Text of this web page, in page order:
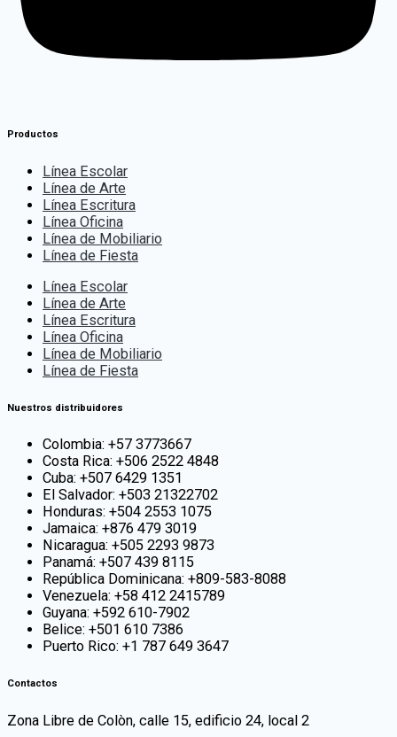
Productos
Línea Escolar
Línea de Arte
Línea Escritura
Línea Oficina
Línea de Mobiliario
Línea de Fiesta
Línea Escolar
Línea de Arte
Línea Escritura
Línea Oficina
Línea de Mobiliario
Línea de Fiesta
Nuestros distribuidores
Colombia: +57 3773667
Costa Rica: +506 2522 4848
Cuba: +507 6429 1351
El Salvador: +503 21322702
Honduras: +504 2553 1075
Jamaica: +876 479 3019
Nicaragua: +505 2293 9873
Panamá: +507 439 8115
República Dominicana: +809-583-8088
Venezuela: +58 412 2415789
Guyana: +592 610-7902
Belice: +501 610 7386
Puerto Rico: +1 787 649 3647
Contactos
Zona Libre de Colòn, calle 15, edificio 24, local 2